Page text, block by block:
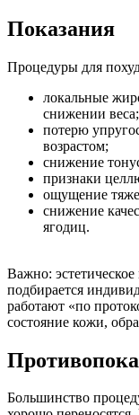
Показания
Процедуры для
локальные
снижении веса;
потерю
возрастом;
снижение
признаки
ощущение
снижение
ягодиц.
Важно:
подбирается
работают «по
состояние кожи,
Большинство